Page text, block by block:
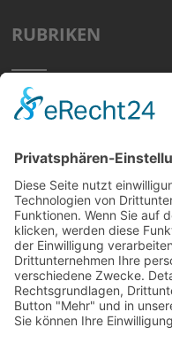
RUBRIKEN
Home
Tipps
Wissen
Strom Top30
F&A
News